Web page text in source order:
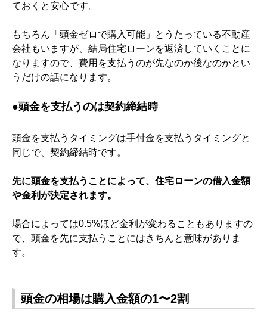
ておくと安心です。
もちろん「頭金ゼロで購入可能」とうたっている不動産
会社もいますが、結局住宅ローンを返済していくことに
なりますので、費用を支払うのが先なのか後なのかとい
うだけの話になります。
●頭金を支払うのは契約締結時
頭金を支払うタイミングは手付金を支払うタイミングと
同じで、契約締結時です。
先に頭金を支払うことによって、住宅ローンの借入金額
や金利が決定されます。
場合によっては0.5%ほど金利が変わることもありますの
で、頭金を先に支払うことにはきちんと意味がありま
す。
頭金の相場は購入金額の1〜2割